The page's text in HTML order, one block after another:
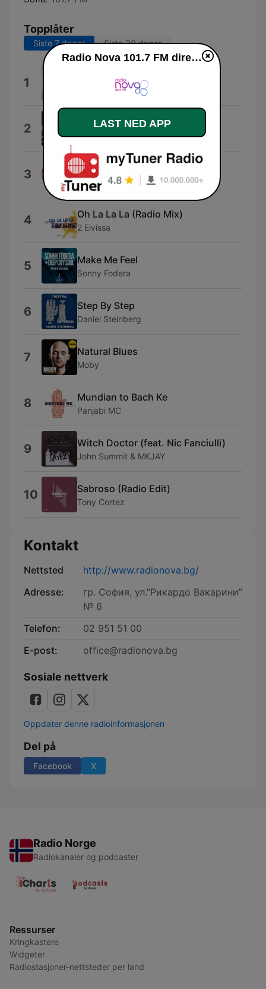
Topplåter
Siste 7 dager Siste 30 dager
1 Tribesmen
2 I Wonder If You Know
TAVION
3 Raveolution
Amedeo Picone
4 Oh La La La (Radio Mix)
2 Eivissa
5 Make Me Feel
Sonny Fodera
6 Step By Step
Daniel Steinberg
7 Natural Blues
Moby
8 Mundian to Bach Ke
Panjabi MC
9 Witch Doctor (feat. Nic Fanciulli)
John Summit & MKJAY
10 Sabroso (Radio Edit)
Tony Cortez
Kontakt
Nettsted
http://www.radionova.bg/
Adresse:
гр. София, ул.”Рикардо Вакарини”
№ 6
Telefon:
02 951 51 00
E-post:
office@radionova.bg
Sosiale nettverk
Oppdater denne radioinformasjonen
Del på
Facebook X
Radio Norge
Radiokanaler og podcaster
Ressurser
Kringkastere
Widgeter
Radiostasjoner-nettsteder per land
Radio Nova 101.7 FM direkte
LAST NED APP